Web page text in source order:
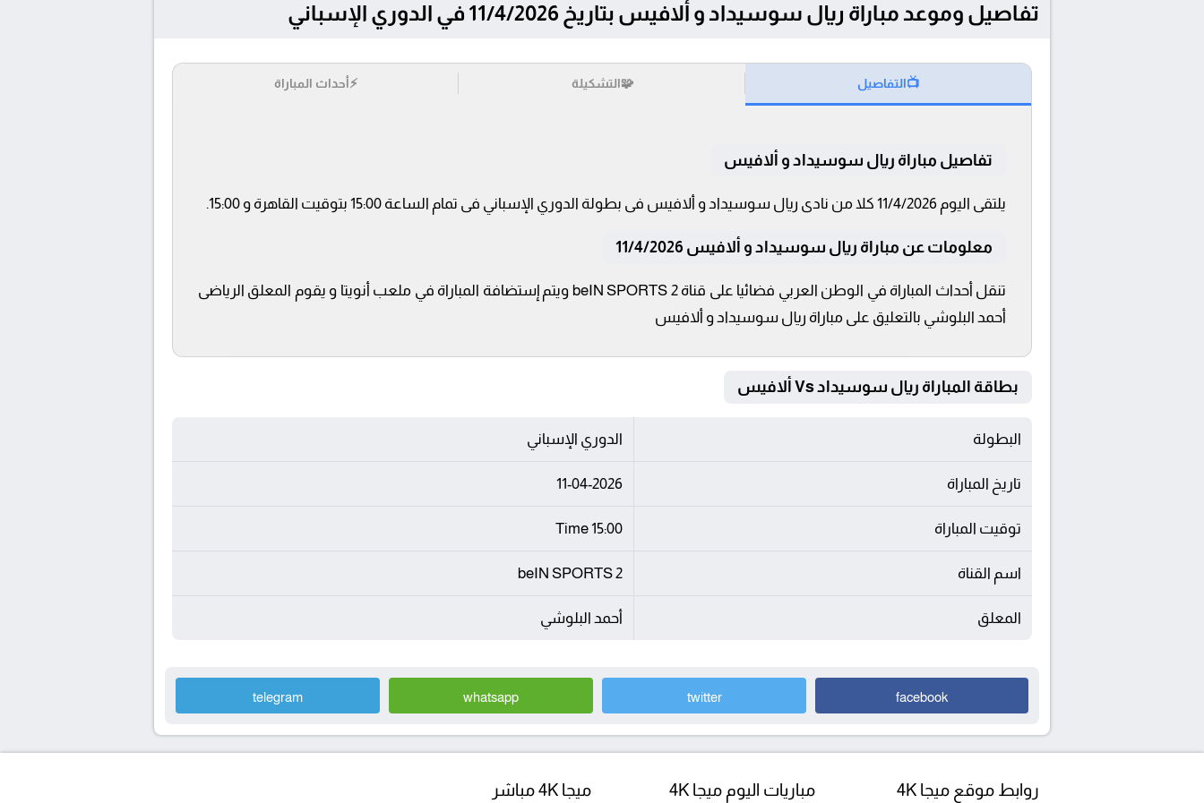
تفاصيل وموعد مباراة ريال سوسيداد و ألافيس بتاريخ 11/4/2026 في الدوري الإسباني
📺التفاصيل 🧩التشكيلة ⚡أحداث المباراة
تفاصيل مباراة ريال سوسيداد و ألافيس
يلتقى اليوم 11/4/2026 كلا من نادى ريال سوسيداد و ألافيس فى بطولة الدوري الإسباني فى تمام الساعة 15:00 بتوقيت القاهرة و 15:00.
معلومات عن مباراة ريال سوسيداد و ألافيس 11/4/2026
تنقل أحداث المباراة في الوطن العربي فضائيا على قناة beIN SPORTS 2 ويتم إستضافة المباراة في ملعب أنويتا و يقوم المعلق الرياضى
أحمد البلوشي بالتعليق على مباراة ريال سوسيداد و ألافيس
بطاقة المباراة ريال سوسيداد Vs ألافيس
البطولة الدوري الإسباني
تاريخ المباراة 11-04-2026
توقيت المباراة 15:00 Time
اسم القناة beIN SPORTS 2
المعلق أحمد البلوشي
facebook
twitter
whatsapp
telegram
روابط موقع ميجا 4K مباريات اليوم ميجا 4K ميجا 4K مباشر